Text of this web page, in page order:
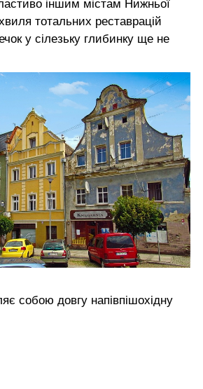
іншим містам Нижньої
тотальних реставрацій
у сілезьку глибинку ще не
собою довгу напівпішохідну